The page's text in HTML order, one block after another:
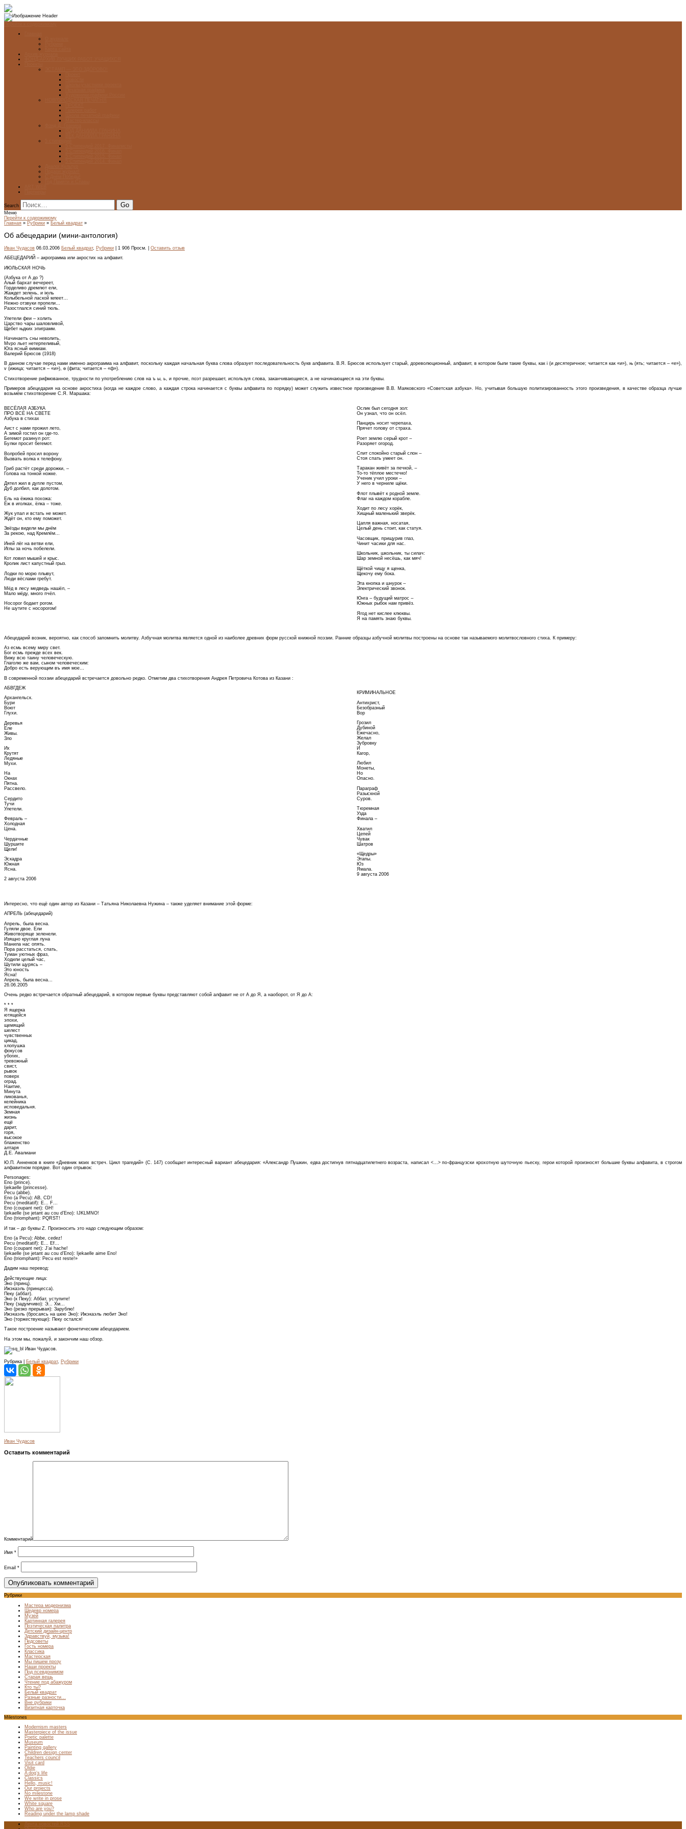
Search
Меню
Перейти к содержимому
Главная » Рубрики » Белый квадрат »
Об абецедарии (мини-антология)
Иван Чудасов 06.03.2006 Белый квадрат, Рубрики | 1 906 Просм. | Оставить отзыв
АБЕЦЕДАРИЙ – акрограмма или акростих на алфавит.
ИЮЛЬСКАЯ НОЧЬ
(Азбука от А до ?)
Алый бархат вечереет,
Горделиво дремлют ели,
Жаждет зелень, и iюль
Колыбельной лаской млеет…
Нежно отзвуки пропели…
Разостлался синий тюль.
Улетели феи – холить
Царство чары шаловливой,
Щебет њдких эпиграмм.
Начинаетъ сны неволить,
Мvро льет нетерпеливый,
Юга ясный өимиам.
Валерий Брюсов (1918)
В данном случае перед нами именно акрограмма на алфавит, поскольку каждая начальная буква слова образует последовательность букв алфавита. В.Я. Брюсов использует старый, дореволюционный, алфавит, в котором были такие буквы, как i (и десятеричное; читается как «и»), њ (ять; читается – «е»),
v (ижица; читается – «и»), ө (фита; читается – «ф»).
Стихотворение рифмованное, трудности по употреблению слов на ъ ы, ь, и прочие, поэт разрешает, используя слова, заканчивающиеся, а не начинающиеся на эти буквы.
Примеров абецедария на основе акростиха (когда не каждое слово, а каждая строка начинается с буквы алфавита по порядку) может служить известное произведение В.В. Маяковского «Советская азбука». Но, учитывая большую политизированность этого произведения, в качестве образца лучше
возьмём стихотворение С.Я. Маршака:
ВЕСЁЛАЯ АЗБУКА
ПРО ВСЁ НА СВЕТЕ
Азбука в стихах
Аист с нами прожил лето,
А зимой гостил он где-то.
Бегемот разинул рот:
Булки просит бегемот.
Волробей просил ворону
Вызвать волка к телефону.
Гриб растёт среди дорожки, –
Голова на тонкой ножке.
Дятел жил в дупле пустом,
Дуб долбил, как долотом.
Ель на ёжика похожа:
Ёж в иголках, ёлка – тоже.
Жук упал и встать не может.
Ждёт он, кто ему поможет.
Звёзды видели мы днём
За рекою, над Кремлём…
Иней лёг на ветви ели,
Иглы зa ночь побелели.
Кот ловил мышей и крыс.
Кролик лист капустный грыз.
Лодки пo морю плывут,
Люди вёслами гребут.
Мёд в лесу медведь нашёл, –
Мало мёду, много пчёл.
Носорог бодает рогом.
Не шутите с носорогом!
Ослик был сегодня зол:
Он узнал, что он осёл.
Панцирь носит черепаха,
Прячет голову от страха.
Роет землю серый крот –
Разоряет огород.
Спит спокойно старый слон –
Стоя спать умеет он.
Таракан живёт за печкой, –
То-то тёплое местечко!
Ученик учил уроки –
У него в черниле щёки.
Флот плывёт к родной земле.
Флаг на каждом корабле.
Ходит пo лесу хорёк,
Хищный маленький зверёк.
Цапля важная, носатая,
Целый день стоит, как статуя.
Часовщик, прищурив глаз,
Чинит часики для нас.
Школьник, школьник, ты силач:
Шар земной несёшь, как мяч!
Щёткой чищу я щенка,
Щекочу ему бока.
Эта кнопка и шнурок –
Электрический звонок.
Юнга – будущий матрос –
Южных рыбок нам привёз.
Ягод нет кислее клюквы.
Я на память знаю буквы.
Абецедарий возник, вероятно, как способ запомнить молитву. Азбучная молитва является одной из наиболее древних форм русской книжной поэзии. Ранние образцы азбучной молитвы построены на основе так называемого молитвословного стиха. К примеру:
Аз есмь всему миру свет.
Бог есмь прежде всех век.
Вижу всю таину человеческую.
Глаголю же вам, сыном человеческим:
Добро есть верующим въ имя мое…
В современной поэзии абецедарий встречается довольно редко. Отметим два стихотворения Андрея Петровича Котова из Казани :
АБВГДЕЖ
Архангельск.
Бури
Воют
Глухи.
Деревья
Еле
Живы.
Зло
Их
Крутят
Ледяные
Мухи.
На
Окнах
Пятна.
Рассвело.
Сердито
Тучи
Улетели.
Февраль –
Холодная
Цена.
Чердачные
Шуршите
Щели!
Эскадра
Южная
Ясна.
2 августа 2006
КРИМИНАЛЬНОЕ
Антихрист,
Безобразный
Вор
Грозил
Дубиной
Ежечасно,
Желал
Зубровку
И
Кагор,
Любил
Монеты,
Но
Опасно.
Параграф
Разыскной
Суров.
Тюремная
Узда
Финала –
Хватил
Цепей
Чувак
Шатров
«Щедры»
Этапы.
Юз
Ямала.
9 августа 2006
Интересно, что ещё один автор из Казани – Татьяна Николаевна Нужина – также уделяет внимание этой форме:
АПРЕЛЬ (абецедарий)
Апрель, была весна.
Гуляли двое. Ели
Животворяще зеленели.
Изящно круглая луна
Манила нас опять.
Пора расстаться, спать,
Туман уютных фраз,
Ходили целый час,
Шутили щурясь –
Это юность
Ясна!
Апрель, была весна...
26.06.2005
Очень редко встречается обратный абецедарий, в котором первые буквы представляют собой алфавит не от А до Я, а наоборот, от Я до А:
* * *
Я ящерка
ютящейся
эпохи,
щемящий
шелест
чувственных
цикад,
хлопушка
фокусов
убогих,
тревожный
свист,
рывок
поверх
оград.
Наитие,
Минута
ликованья,
келейника
исповедальня.
Земная
жизнь
ещё
дарит,
горя,
высокое
блаженство
алтаря
Д.Е. Авалиани
Ю.П. Анненков в книге «Дневник моих встреч. Цикл трагедий» (С. 147) сообщает интересный вариант абецедария: «Александр Пушкин, едва достигнув пятнадцатилетнего возраста, написал <…> по-французски крохотную шуточную пьеску, герои которой произносят большие буквы алфавита, в строгом
алфавитном порядке. Вот один отрывок:
Personages:
Eno (prince).
Ijekaelle (princesse).
Pecu (abbe).
Eno (a Pecu): AB, CD!
Pecu (meditatif): E… F…
Eno (coupant net): GH!
Ijekaelle (se jetant au cou d’Eno): IJKLMNO!
Eno (triomphant): PQRST!
И так – до буквы Z. Произносить это надо следующим образом:
Eno (a Pecu): Abbe, cedez!
Pecu (meditatif): E… Ef…
Eno (coupant net): J’ai hache!
Ijekaelle (se jetant au cou d’Eno): Ijekaelle aime Eno!
Eno (triomphant): Pecu est reste!»
Дадим наш перевод:
Действующие лица:
Эно (принц).
Ижэкаэль (принцесса).
Пеку (аббат).
Эно (к Пеку): Аббат, уступите!
Пеку (задумчиво): Э... Хм…
Эно (резко прерывая): Зарублю!
Ижэкаэль (бросаясь на шею Эно): Ижэкаэль любит Эно!
Эно (торжествующе): Пеку остался!
Такое построение называют фонетическим абецедарием.
На этом мы, пожалуй, и закончим наш обзор.
Иван Чудасов.
Рубрика | Белый квадрат, Рубрики
Иван Чудасов
Оставить комментарий
Комментарий
Имя *
Email *
Рубрики
Мастера модернизма
Шедевр номера
Музей
Картинная галерея
Поэтическая палитра
Детский дизайн-центр
Здравствуй, музыка!
Педсоветы
Гость номера
Классика
Мастерская
Мы пишем прозу
Наши проекты
Под псевдонимом
Старая вещь
Чтение под абажуром
Кто ты?
Белый квадрат
Разные разности…
Вне рубрики
Визитная карточка
Milestones
Modernism masters
Masterpiece of the issue
Poetic palette
Museum
Painting gallery
Children design center
Teachers council
Visit card
Oldie
A dog’s life
Classics
Hello, music!
Our projects
No milestone
We write in prose
White square
Who are you?
Reading under the lamp shade
Лента новостей RSS